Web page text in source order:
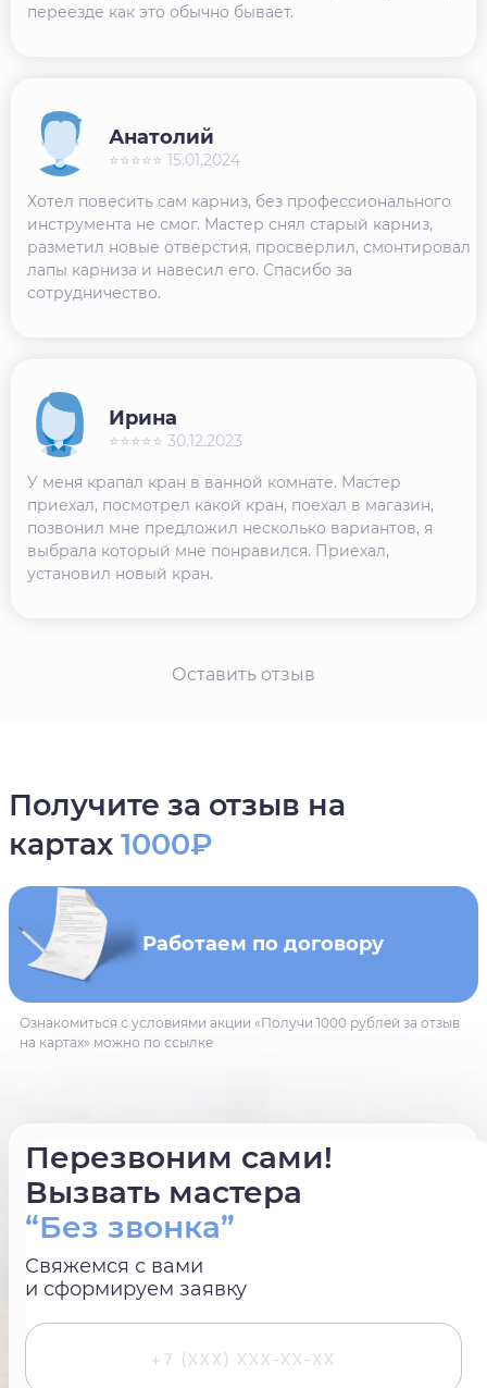
переезде как это обычно бывает.
Хотел повесить сам карниз, без профессионального
инструмента не смог. Мастер снял старый карниз,
разметил новые отверстия, просверлил, смонтировал
лапы карниза и навесил его. Спасибо за
сотрудничество.
Анатолий
⭐⭐⭐⭐⭐ 15.01.2024
У меня крапал кран в ванной комнате. Мастер
приехал, посмотрел какой кран, поехал в магазин,
позвонил мне предложил несколько вариантов, я
выбрала который мне понравился. Приехал,
установил новый кран.
Ирина
⭐⭐⭐⭐⭐ 30.12.2023
Оставить отзыв
Перезвоним сами!
Вызвать мастера
“Без звонка”
Свяжемся с вами
и сформируем заявку
Получите за отзыв на
картах 1000₽
Работаем по договору
Ознакомиться с условиями акции «Получи 1000 рублей за отзыв
на картах» можно по ссылке